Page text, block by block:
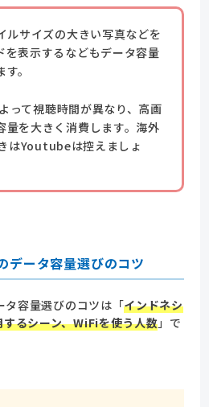
ルサイズの大きい写真などを
を表示するなどもデータ容量
。
って視聴時間が異なり、高画
量を大きく消費します。海外
はYoutubeは控えましょ
データ容量選びのコツ
容量選びのコツは「インドネシ
るシーン、WiFiを使う人数」で